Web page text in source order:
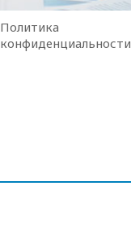
Политика
конфиденциальности